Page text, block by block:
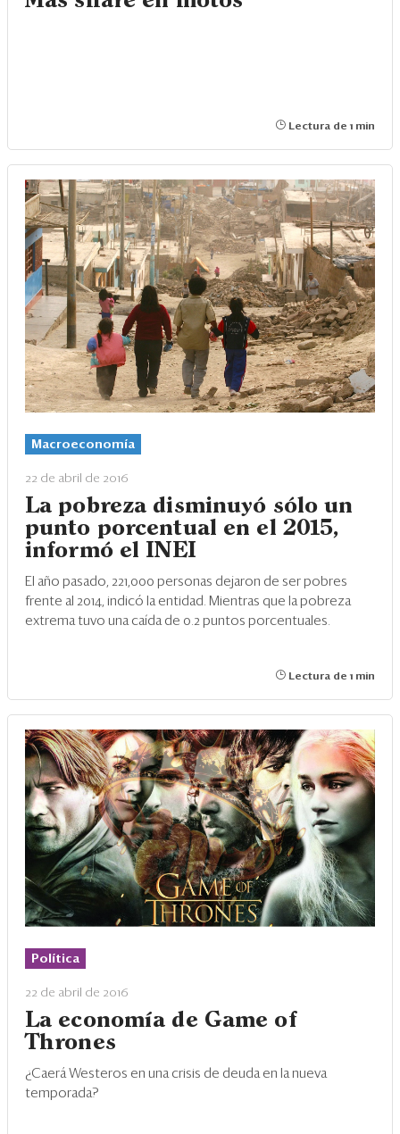
Lectura de 1 min
Macroeconomía
22 de abril de 2016
La pobreza disminuyó sólo un
punto porcentual en el 2015,
informó el INEI
El año pasado, 221,000 personas dejaron de ser pobres
frente al 2014, indicó la entidad. Mientras que la pobreza
extrema tuvo una caída de 0.2 puntos porcentuales.
Lectura de 1 min
Política
22 de abril de 2016
La economía de Game of
Thrones
¿Caerá Westeros en una crisis de deuda en la nueva
temporada?